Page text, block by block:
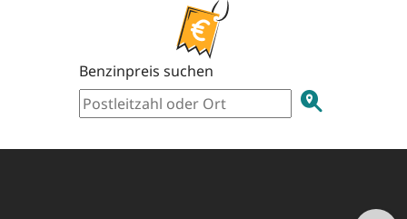
Benzinpreis suchen